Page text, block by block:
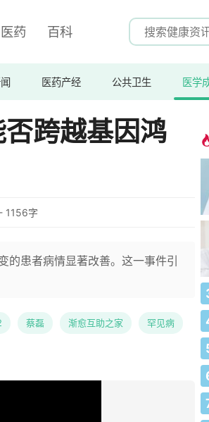
医药 百科
医药产经 公共卫生 医学
跨越基因鸿
1156字
患者病情显著改善。这一事件引
蔡磊 渐愈互助之家 罕见病